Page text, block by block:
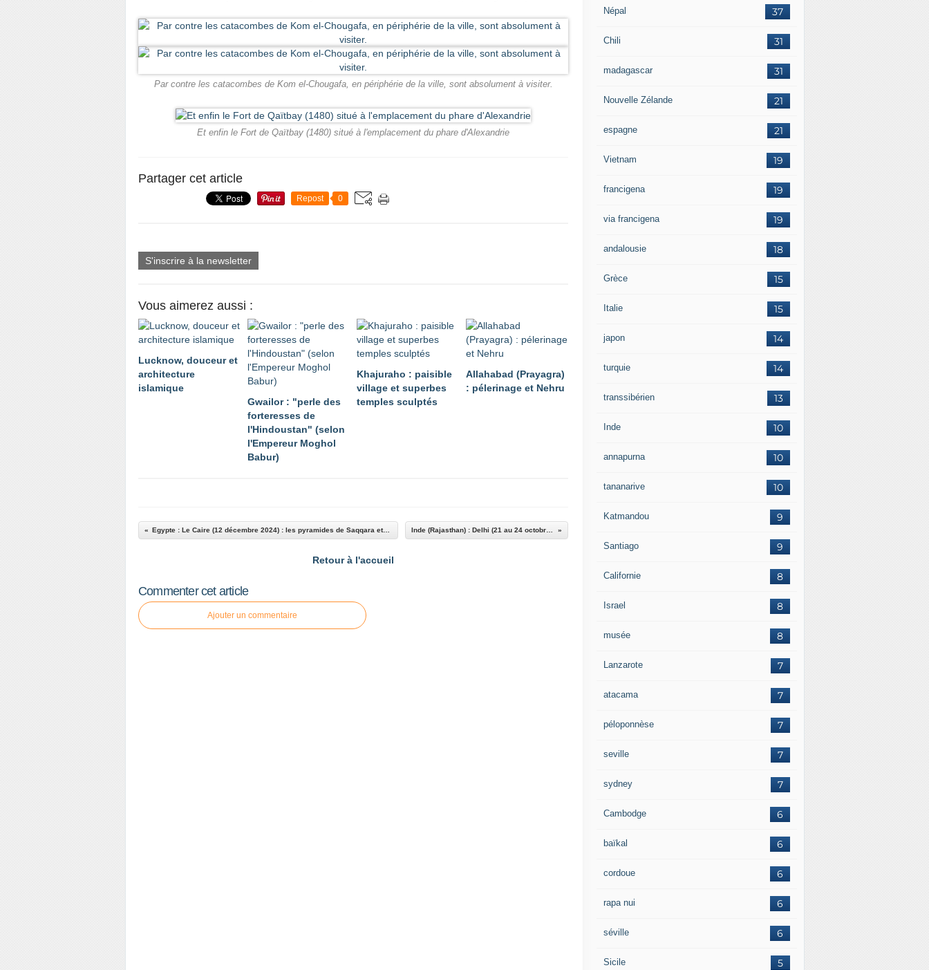
Par contre les catacombes de Kom el-Chougafa, en périphérie de la ville, sont absolument à visiter.
Et enfin le Fort de Qaïtbay (1480) situé à l'emplacement du phare d'Alexandrie
Partager cet article
Repost 0
S'inscrire à la newsletter
Vous aimerez aussi :
Lucknow, douceur et
architecture
islamique
Gwailor : "perle des
forteresses de
l'Hindoustan" (selon
l'Empereur Moghol
Babur)
Khajuraho : paisible
village et superbes
temples sculptés
Allahabad (Prayagra)
: pélerinage et Nehru
Egypte : Le Caire (12 décembre 2024) : les pyramides de Saqqara et de Guizeh Inde (Rajasthan) : Delhi (21 au 24 octobre 2025)
Retour à l'accueil
Commenter cet article
Ajouter un commentaire
37
Népal
31
Chili
31
madagascar
21
Nouvelle Zélande
21
espagne
19
Vietnam
19
francigena
19
via francigena
18
andalousie
15
Grèce
15
Italie
14
japon
14
turquie
13
transsibérien
10
Inde
10
annapurna
10
tananarive
9
Katmandou
9
Santiago
8
Californie
8
Israel
8
musée
7
Lanzarote
7
atacama
7
péloponnèse
7
seville
7
sydney
6
Cambodge
6
baïkal
6
cordoue
6
rapa nui
6
séville
5
Sicile